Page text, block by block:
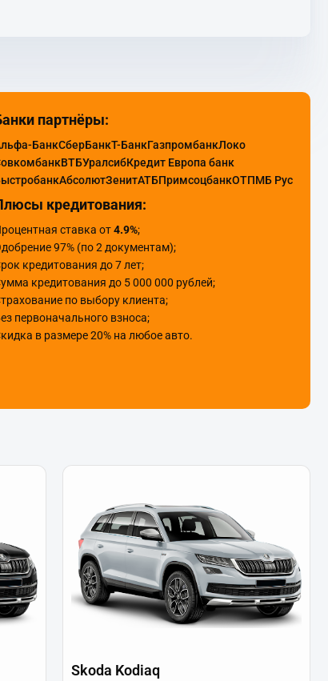
партнёры:
БанкСберБанкТ-БанкГазпромбанкЛоко
ВТБУралсибКредит Европа банк
АбсолютЗенитАТБПримсоцбанкОТПМБ Рус
кредитования:
ставка от4.9%;
97% (по 2 документам);
кредитования до 7 лет;
кредитования до 5 000 000 рублей;
по выбору клиента;
первоначального взноса;
в размере 20% на любое авто.
Skoda Kodiaq